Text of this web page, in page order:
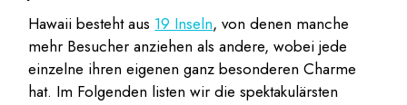
Hawaii besteht aus 19 Inseln, von denen manche
mehr Besucher anziehen als andere, wobei jede
einzelne ihren eigenen ganz besonderen Charme
hat. Im Folgenden listen wir die spektakulärsten